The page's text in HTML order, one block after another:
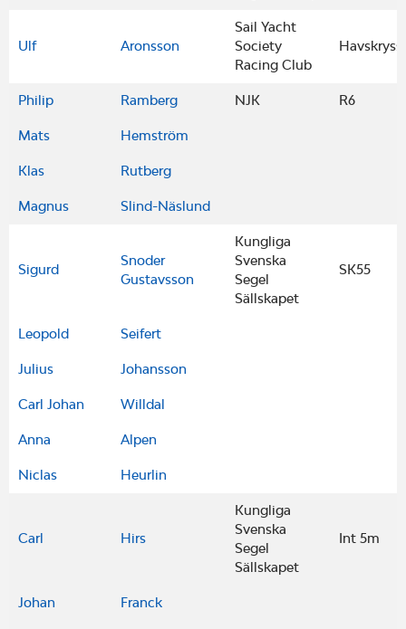
Ulf Aronsson
Sail Yacht
Society
Racing Club
Philip Ramberg NJK R6
Mats Hemström
Klas Rutberg
Magnus Slind-Näslund
Sigurd
Snoder
Gustavsson
Kungliga
Svenska
Segel
Sällskapet
SK55
Leopold Seifert
Julius Johansson
Carl Johan Willdal
Anna Alpen
Niclas Heurlin
Carl Hirs
Kungliga
Svenska
Segel
Sällskapet
Int 5m
Johan Franck